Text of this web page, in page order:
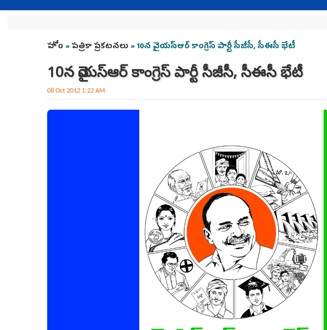
You are here
హోం »పత్రికా ప్రకటనలు » 10న వైయస్‌ఆర్‌ కాంగ్రెస్‌ పార్టీ సీజీసీ, సీఈసీ భేటీ
10న వైయస్‌ఆర్‌ కాంగ్రెస్‌ పార్టీ సీజీసీ, సీఈసీ భేటీ
08 Oct 2012 1:22 AM